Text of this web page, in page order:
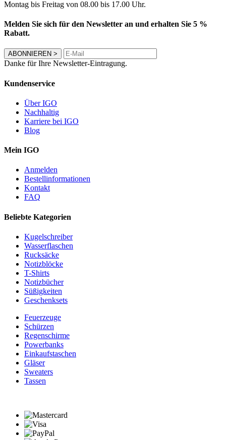
Montag bis Freitag von 08.00 bis 17.00 Uhr.
Melden Sie sich für den Newsletter an und erhalten Sie 5 %
Rabatt.
ABONNIEREN >
Danke für Ihre Newsletter-Eintragung.
Kundenservice
Über IGO
Nachhaltig
Karriere bei IGO
Blog
Mein IGO
Anmelden
Bestellinformationen
Kontakt
FAQ
Beliebte Kategorien
Kugelschreiber
Wasserflaschen
Rucksäcke
Notizblöcke
T-Shirts
Notizbücher
Süßigkeiten
Geschenksets
Feuerzeuge
Schürzen
Regenschirme
Powerbanks
Einkaufstaschen
Gläser
Sweaters
Tassen